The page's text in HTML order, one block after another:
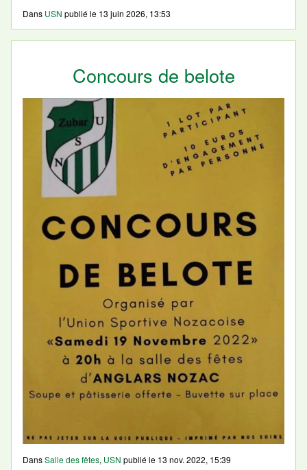
Dans USN publié le 13 juin 2026, 13:53
Concours de belote
DansSalle des fêtes, USN publié le 13 nov. 2022, 15:39